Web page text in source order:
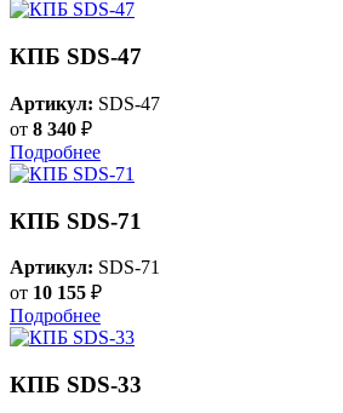
КПБ SDS-47
Артикул: SDS-47
от 8 340 ₽
Подробнее
КПБ SDS-71
Артикул: SDS-71
от 10 155 ₽
Подробнее
КПБ SDS-33